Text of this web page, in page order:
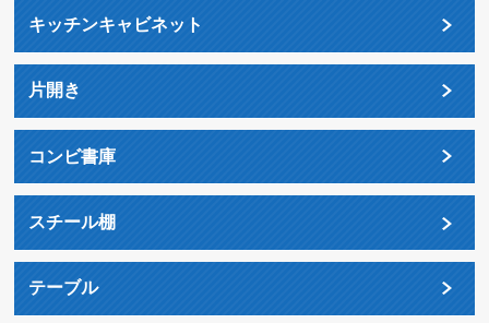
キッチンキャビネット
片開き
コンビ書庫
スチール棚
テーブル